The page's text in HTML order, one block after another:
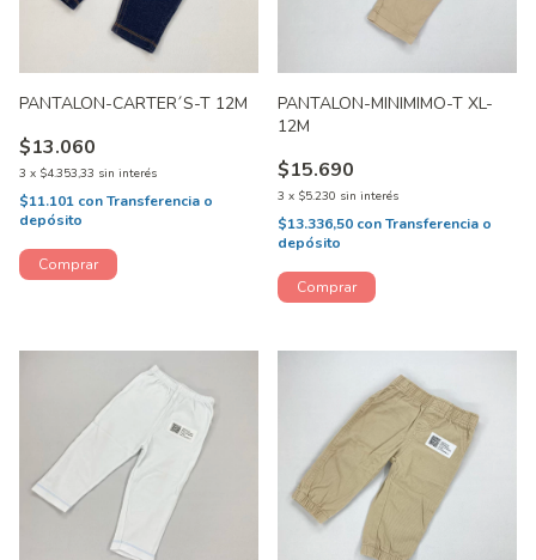
PANTALON-CARTER´S-T 12M
$13.060
3 x $4.353,33 sin interés
$11.101 conTransferencia o
depósito
PANTALON-MINIMIMO-T XL-
12M
$15.690
3 x $5.230 sin interés
$13.336,50 conTransferencia o
depósito